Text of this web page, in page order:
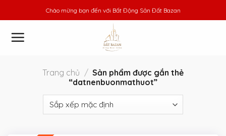
to
content
Chào mừng bạn đến với Bất Động Sản Đất Bazan
Trang chủ / Sản phẩm được gắn thẻ
“datnenbuonmathuot”